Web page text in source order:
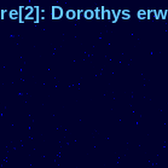
re[2]: Dorothys